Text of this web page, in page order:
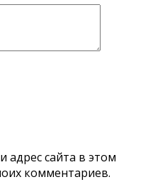
адрес сайта в этом
комментариев.